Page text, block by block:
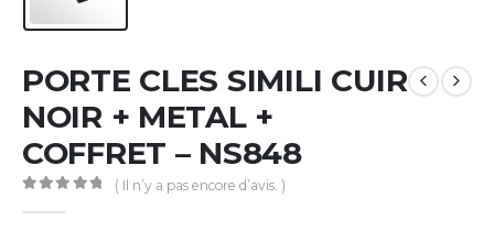
PORTE CLES SIMILI CUIR
NOIR + METAL +
COFFRET – NS848
( Il n’y a pas encore d’avis. )